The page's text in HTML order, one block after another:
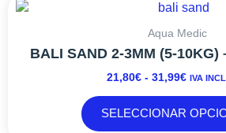
Aqua Medic
BALI SAND 2-3MM (5-10KG)
21,80€ - 31,99€
DE
DESDE
21,80€
HASTA
31,99€
IVA
SELECCIONAR